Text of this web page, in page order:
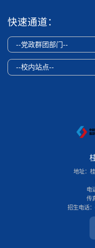
快速通道：
--党政群团部门--
--校内站点--
地址：
电
传
招生电话
地址：